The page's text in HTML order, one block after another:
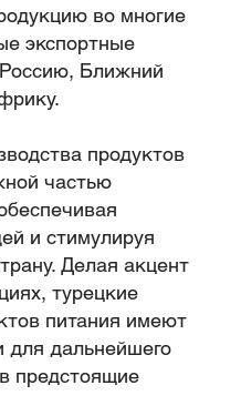
во многие
экспортные
Ближний
продуктов
частью
и стимулируя
Делая акцент
турецкие
питания имеют
для дальнейшего
предстоящие